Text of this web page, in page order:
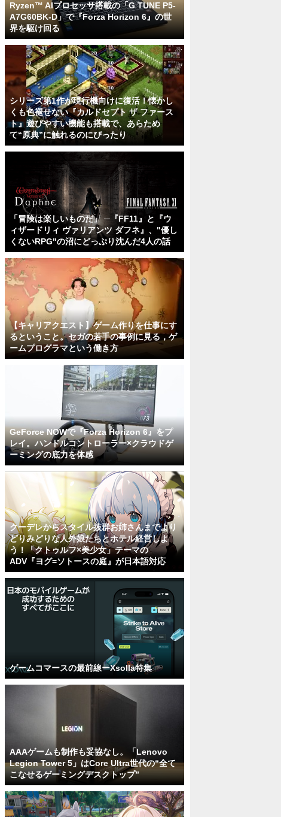
Ryzen™ AIプロセッサ搭載の「G TUNE P5-
A7G60BK-D」で『Forza Horizon 6』の世
界を駆け回る
シリーズ第1作が現行機向けに復活！懐かし
くも色褪せない『カルドセプト ザ ファース
ト』遊びやすい機能も搭載で、あらため
て“原典”に触れるのにぴったり
「冒険は楽しいものだ」 ─『FF11』と『ウ
ィザードリィ ヴァリアンツ ダフネ』、"優し
くないRPG"の沼にどっぷり沈んだ4人の話
【キャリアクエスト】ゲーム作りを仕事にす
るということ。セガの若手の事例に見る，ゲ
ームプログラマという働き方
GeForce NOWで『Forza Horizon 6』をプ
レイ。ハンドルコントローラー×クラウドゲ
ーミングの底力を体感
クーデレからスタイル抜群お姉さんまでより
どりみどりな人外娘たちとホテル経営しよ
う！「クトゥルフ×美少女」テーマの
ADV『ヨグ=ソトースの庭』が日本語対応
ゲームコマースの最前線ーXsolla特集
AAAゲームも制作も妥協なし。「Lenovo
Legion Tower 5」はCore Ultra世代の“全て
こなせるゲーミングデスクトップ”